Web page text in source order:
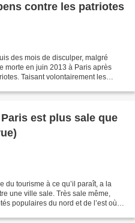
contre les patriotes
des mois de disculper, malgré
morte en juin 2013 à Paris après
Taisant volontairement les
est plus sale que
du tourisme à ce qu’il paraît, a la
une ville sale. Très sale même,
populaires du nord et de l’est où